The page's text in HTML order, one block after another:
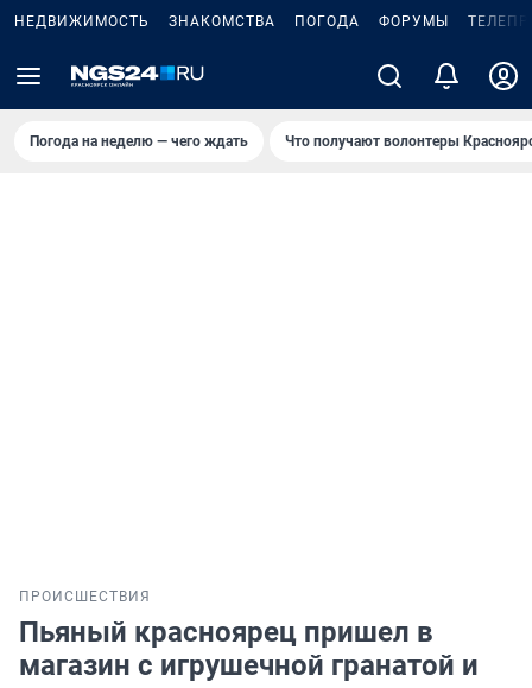
НЕДВИЖИМОСТЬ ЗНАКОМСТВА ПОГОДА ФОРУМЫ
Погода на неделю — чего ждать Что получают волонтеры
ПРОИСШЕСТВИЯ
Пьяный красноярец пришел в
магазин с игрушечной гранатой и